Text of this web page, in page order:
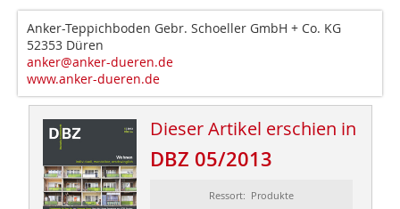
Anker-Teppichboden Gebr. Schoeller GmbH + Co. KG
52353 Düren
anker@anker-dueren.de
www.anker-dueren.de
Dieser Artikel erschien in
DBZ 05/2013
Ressort: Produkte